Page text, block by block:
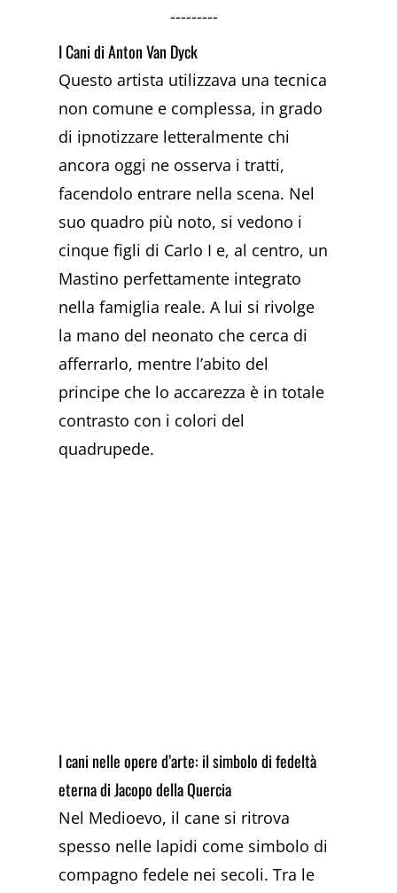
---------
I Cani di Anton Van Dyck
Questo artista utilizzava una tecnica
non comune e complessa, in grado
di ipnotizzare letteralmente chi
ancora oggi ne osserva i tratti,
facendolo entrare nella scena. Nel
suo quadro più noto, si vedono i
cinque figli di Carlo I e, al centro, un
Mastino perfettamente integrato
nella famiglia reale. A lui si rivolge
la mano del neonato che cerca di
afferrarlo, mentre l’abito del
principe che lo accarezza è in totale
contrasto con i colori del
quadrupede.
I cani nelle opere d’arte: il simbolo di fedeltà
eterna di Jacopo della Quercia
Nel Medioevo, il cane si ritrova
spesso nelle lapidi come simbolo di
compagno fedele nei secoli. Tra le